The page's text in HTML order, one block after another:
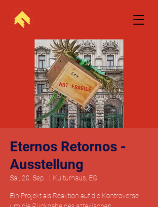
Eternos Retornos -
Ausstellung
Sa., 20. Sep.
  |
Kulturhaus, EG
Ein Projekt als Reaktion auf die Kontroverse